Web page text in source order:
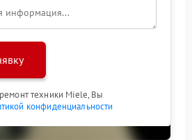
техники Miele, Вы
конфиденциальности